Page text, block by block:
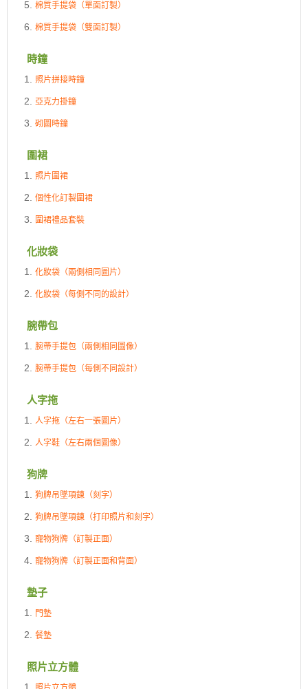
棉質手提袋（單面訂製）
棉質手提袋（雙面訂製）
時鐘
照片拼接時鐘
亞克力掛鐘
砌圖時鐘
圍裙
照片圍裙
個性化訂製圍裙
圍裙禮品套裝
化妝袋
化妝袋（兩側相同圖片）
化妝袋（每側不同的設計）
腕帶包
腕帶手提包（兩側相同圖像）
腕帶手提包（每側不同設計）
人字拖
人字拖（左右一張圖片）
人字鞋（左右兩個圖像）
狗牌
狗牌吊墜項鍊（刻字）
狗牌吊墜項鍊（打印照片和刻字）
寵物狗牌（訂製正面）
寵物狗牌（訂製正面和背面）
墊子
門墊
餐墊
照片立方體